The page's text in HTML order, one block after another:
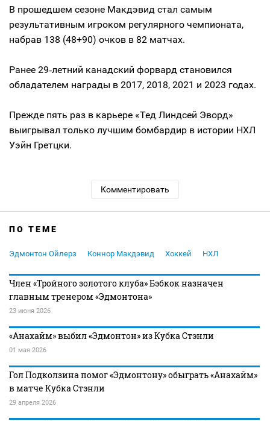
В прошедшем сезоне Макдэвид стал самым
результативным игроком регулярного чемпионата,
набрав 138 (48+90) очков в 82 матчах.
Ранее 29‑летний канадский форвард становился
обладателем награды в 2017, 2018, 2021 и 2023 годах.
Прежде пять раз в карьере «Тед Линдсей Эворд»
выигрывал только лучшим бомбардир в истории НХЛ
Уэйн Гретцки.
Комментировать
ПО ТЕМЕ
Эдмонтон Ойлерз Коннор Макдэвид Хоккей НХЛ
Член «Тройного золотого клуба» Бэбкок назначен
главным тренером «Эдмонтона»
23 июня 2026
«Анахайм» выбил «Эдмонтон» из Кубка Стэнли
01 мая 2026
Гол Подколзина помог «Эдмонтону» обыграть «Анахайм»
в матче Кубка Стэнли
29 апреля 2026